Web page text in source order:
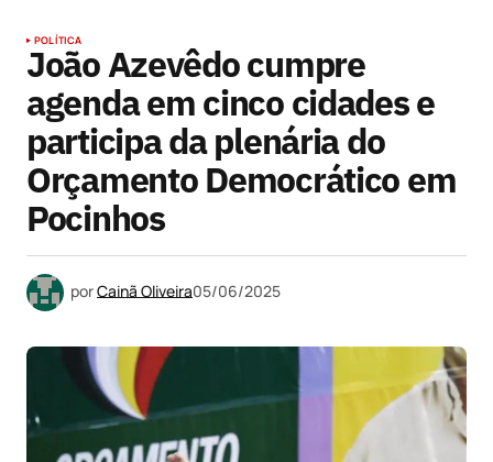
POLÍTICA
João Azevêdo cumpre
agenda em cinco cidades e
participa da plenária do
Orçamento Democrático em
Pocinhos
porCainã Oliveira05/06/2025